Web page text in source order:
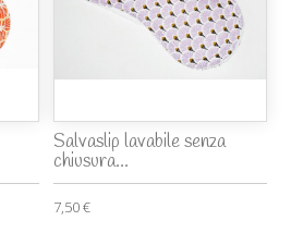
Salvaslip lavabile senza
chiusura...
7,50 €